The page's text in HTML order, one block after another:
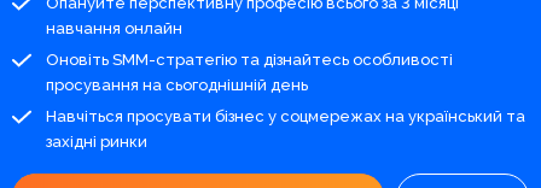
навчання онлайн
Оновіть SMM-стратегію та дізнайтесь особливості
просування на сьогоднішній день
Навчіться просувати бізнес у соцмережах на український та
західні ринки